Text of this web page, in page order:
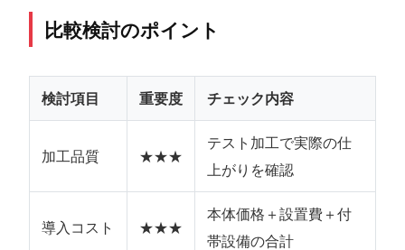
比較検討のポイント
検討項目 重要度 チェック内容
加工品質 ★★★
テスト加工で実際の仕
上がりを確認
導入コスト ★★★
本体価格＋設置費＋付
帯設備の合計